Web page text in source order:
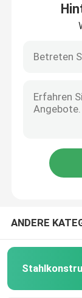
ANDERE